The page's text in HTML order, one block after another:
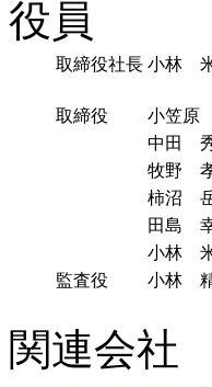
役員
取締役社長 小林
取締役
小笠原
中田
牧野
柿沼
田島
小林
監査役
小林
関連会社